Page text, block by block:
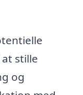
stille
og